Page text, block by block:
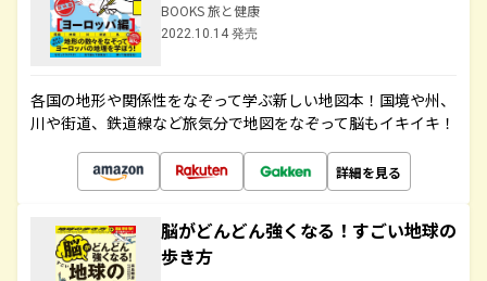
BOOKS 旅と健康
2022.10.14 発売
各国の地形や関係性をなぞって学ぶ新しい地図本！国境や州、
川や街道、鉄道線など旅気分で地図をなぞって脳もイキイキ！
詳細を見る
脳がどんどん強くなる！すごい地球の
歩き方